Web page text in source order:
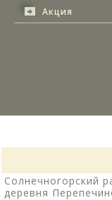
Акция
Солнечногорский
деревня